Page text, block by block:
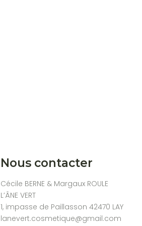
Nous contacter
Cécile BERNE & Margaux ROULE
L’ÂNE VERT
1, impasse de Paillasson 42470 LAY
lanevert.cosmetique@gmail.com